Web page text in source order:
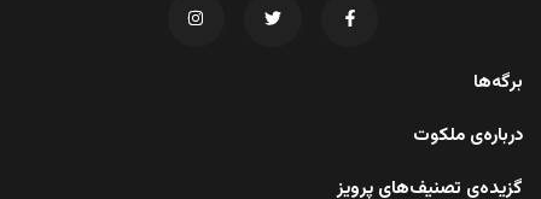
برگه‌ها
درباره‌ی ملکوت
گزیده‌ی تصنیف‌های پرویز